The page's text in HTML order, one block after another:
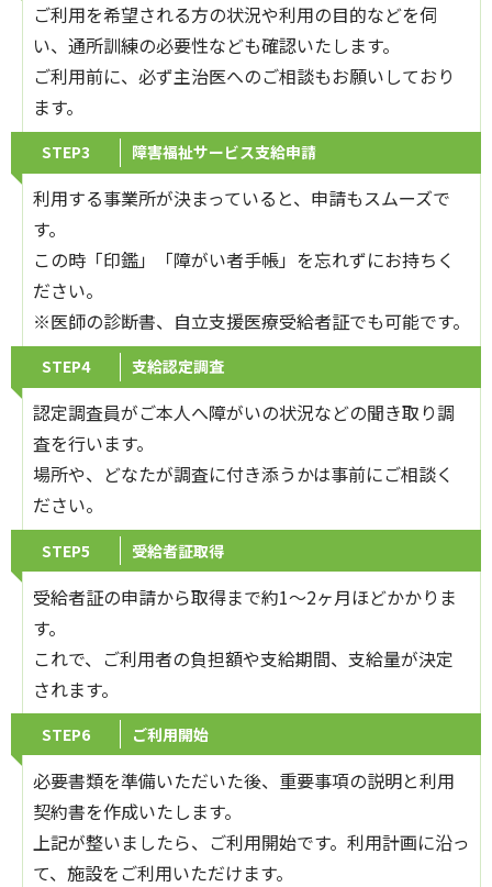
ご利用を希望される方の状況や利用の目的などを伺
い、通所訓練の必要性なども確認いたします。
ご利用前に、必ず主治医へのご相談もお願いしており
ます。
STEP3 障害福祉サービス支給申請
利用する事業所が決まっていると、申請もスムーズで
す。
この時「印鑑」「障がい者手帳」を忘れずにお持ちく
ださい。
※医師の診断書、自立支援医療受給者証でも可能です。
STEP4 支給認定調査
認定調査員がご本人へ障がいの状況などの聞き取り調
査を行います。
場所や、どなたが調査に付き添うかは事前にご相談く
ださい。
STEP5 受給者証取得
受給者証の申請から取得まで約1～2ヶ月ほどかかりま
す。
これで、ご利用者の負担額や支給期間、支給量が決定
されます。
STEP6 ご利用開始
必要書類を準備いただいた後、重要事項の説明と利用
契約書を作成いたします。
上記が整いましたら、ご利用開始です。利用計画に沿っ
て、施設をご利用いただけます。